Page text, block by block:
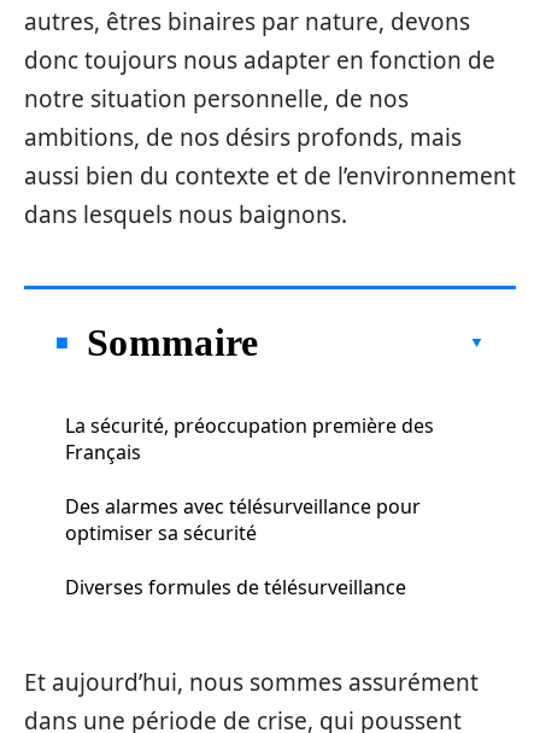
autres, êtres binaires par nature, devons
donc toujours nous adapter en fonction de
notre situation personnelle, de nos
ambitions, de nos désirs profonds, mais
aussi bien du contexte et de l’environnement
dans lesquels nous baignons.
Sommaire
La sécurité, préoccupation première des
Français
Des alarmes avec télésurveillance pour
optimiser sa sécurité
Diverses formules de télésurveillance
Et aujourd’hui, nous sommes assurément
dans une période de crise, qui poussent